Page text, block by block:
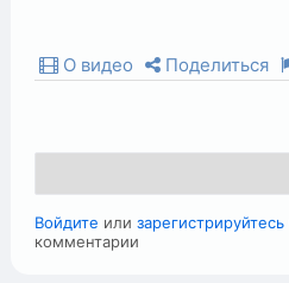
О видео Поделиться
Войдите илизарегистрируйтесь
комментарии